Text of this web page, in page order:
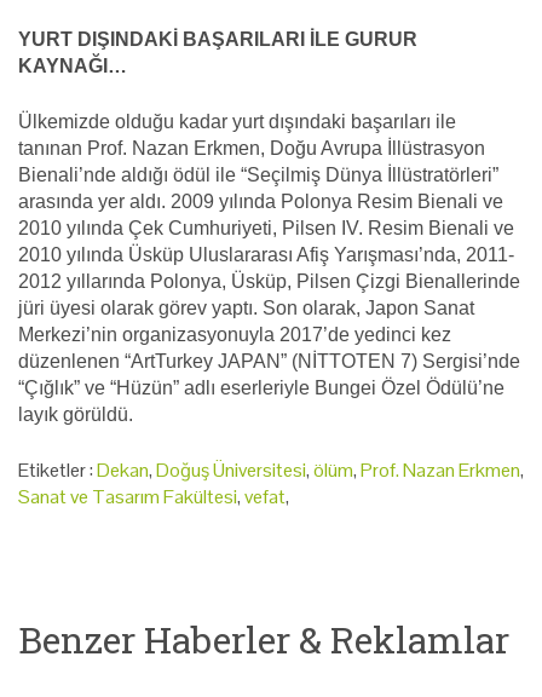
YURT DIŞINDAKİ BAŞARILARI İLE GURUR
KAYNAĞI…
Ülkemizde olduğu kadar yurt dışındaki başarıları ile
tanınan Prof. Nazan Erkmen, Doğu Avrupa İllüstrasyon
Bienali’nde aldığı ödül ile “Seçilmiş Dünya İllüstratörleri”
arasında yer aldı. 2009 yılında Polonya Resim Bienali ve
2010 yılında Çek Cumhuriyeti, Pilsen IV. Resim Bienali ve
2010 yılında Üsküp Uluslararası Afiş Yarışması’nda, 2011-
2012 yıllarında Polonya, Üsküp, Pilsen Çizgi Bienallerinde
jüri üyesi olarak görev yaptı. Son olarak, Japon Sanat
Merkezi’nin organizasyonuyla 2017’de yedinci kez
düzenlenen “ArtTurkey JAPAN” (NİTTOTEN 7) Sergisi’nde
“Çığlık” ve “Hüzün” adlı eserleriyle Bungei Özel Ödülü’ne
layık görüldü.
Etiketler :Dekan,Doğuş Üniversitesi,ölüm,Prof. Nazan Erkmen,
Sanat ve Tasarım Fakültesi,vefat,
Benzer Haberler & Reklamlar